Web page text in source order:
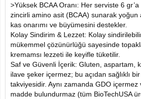
>Yüksek BCAA Oranı: Her serviste 6
zincirli amino asit (BCAA) sunarak yoğun
kas onarımı ve büyümesini destekler.
Kolay Sindirim & Lezzet: Kolay
mükemmel çözünürlüğü sayesinde
kremamsı lezzeti ile keyifle tüketilir.
Saf ve Güvenli İçerik: Gluten, aspartam,
ilave şeker içermez; bu açıdan sağlıklı
takviyesidir. Aynı zamanda GDO içermez
madde bulundurmaz (tüm BioTechUSA